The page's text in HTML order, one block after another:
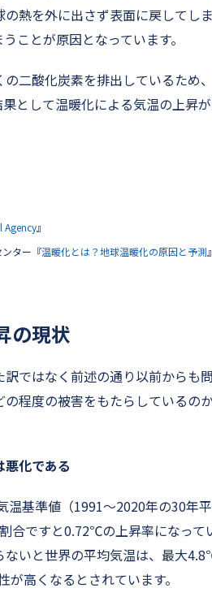
熱を外に出さず表面に戻してし
ことが原因となっています。
二酸化炭素を排出しているため
として温暖化による気温の上昇が
Agency』
ター『温暖化とは？地球温暖化の原因と予測』
の現状
ではなく前述の通り以前からも
程度の被害をもたらしているの
化である
温基準値（1991〜2020年の30年
合ですと0.72℃の上昇率になって
ないと世界の平均気温は、最大
高くなるとされています。